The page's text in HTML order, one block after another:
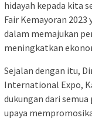
hidayah kepada kita
Fair Kemayoran
dalam memajukan
meningkatkan
Sejalan dengan itu,
International Expo,
dukungan dari
upaya